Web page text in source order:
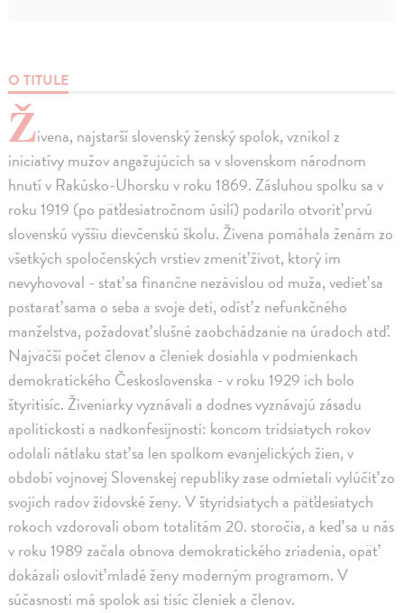
O TITULE
Živena, najstarší slovenský ženský spolok, vznikol z
iniciatívy mužov angažujúcich sa v slovenskom národnom
hnutí v Rakúsko-Uhorsku v roku 1869. Zásluhou spolku sa v
roku 1919 (po päťdesiatročnom úsilí) podarilo otvoriť prvú
slovenskú vyššiu dievčenskú školu. Živena pomáhala ženám zo
všetkých spoločenských vrstiev zmeniť život, ktorý im
nevyhovoval - stať sa finančne nezávislou od muža, vedieť sa
postarať sama o seba a svoje deti, odísť z nefunkčného
manželstva, požadovať slušné zaobchádzanie na úradoch atď.
Najväčší počet členov a členiek dosiahla v podmienkach
demokratického Československa - v roku 1929 ich bolo
štyritisíc. Živeniarky vyznávali a dodnes vyznávajú zásadu
apolitickosti a nadkonfesijnosti: koncom tridsiatych rokov
odolali nátlaku stať sa len spolkom evanjelických žien, v
období vojnovej Slovenskej republiky zase odmietali vylúčiť zo
svojich radov židovské ženy. V štyridsiatych a päťdesiatych
rokoch vzdorovali obom totalitám 20. storočia, a keď sa u nás
v roku 1989 začala obnova demokratického zriadenia, opäť
dokázali osloviť mladé ženy moderným programom. V
súčasnosti má spolok asi tisíc členiek a členov.